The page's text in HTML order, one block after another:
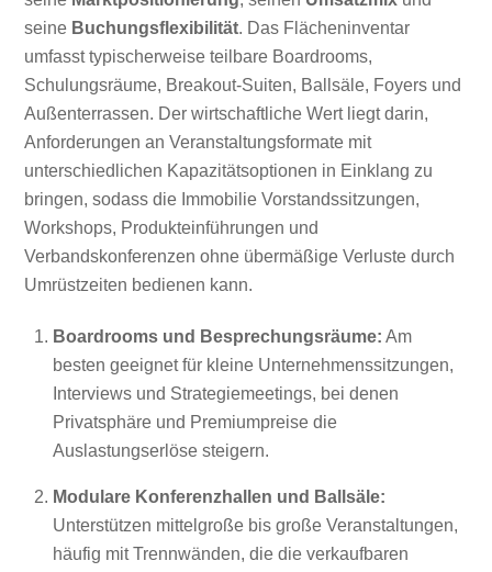
seine Buchungsflexibilität. Das Flächeninventar
umfasst typischerweise teilbare Boardrooms,
Schulungsräume, Breakout-Suiten, Ballsäle, Foyers und
Außenterrassen. Der wirtschaftliche Wert liegt darin,
Anforderungen an Veranstaltungsformate mit
unterschiedlichen Kapazitätsoptionen in Einklang zu
bringen, sodass die Immobilie Vorstandssitzungen,
Workshops, Produkteinführungen und
Verbandskonferenzen ohne übermäßige Verluste durch
Umrüstzeiten bedienen kann.
Boardrooms und Besprechungsräume: Am
besten geeignet für kleine Unternehmenssitzungen,
Interviews und Strategiemeetings, bei denen
Privatsphäre und Premiumpreise die
Auslastungserlöse steigern.
Modulare Konferenzhallen und Ballsäle:
Unterstützen mittelgroße bis große Veranstaltungen,
häufig mit Trennwänden, die die verkaufbaren